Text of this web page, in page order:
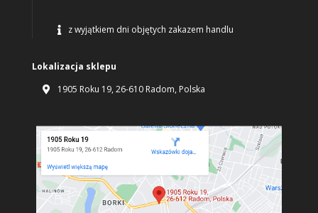
 z wyjątkiem dni objętych zakazem handlu
Lokalizacja sklepu
 1905 Roku 19, 26-610 Radom, Polska